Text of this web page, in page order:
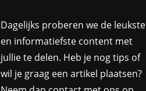
Dagelijks proberen we de leukste
en informatiefste content met
jullie te delen. Heb je nog tips of
wil je graag een artikel plaatsen?